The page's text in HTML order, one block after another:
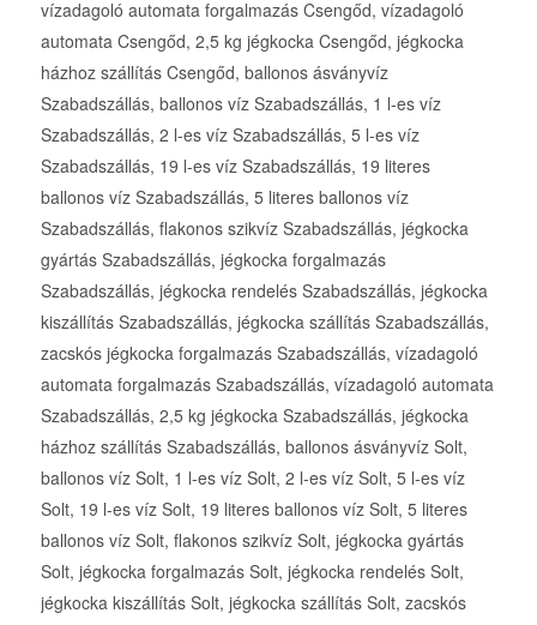
vízadagoló automata forgalmazás Csengőd, vízadagoló
automata Csengőd, 2,5 kg jégkocka Csengőd, jégkocka
házhoz szállítás Csengőd, ballonos ásványvíz
Szabadszállás, ballonos víz Szabadszállás, 1 l-es víz
Szabadszállás, 2 l-es víz Szabadszállás, 5 l-es víz
Szabadszállás, 19 l-es víz Szabadszállás, 19 literes
ballonos víz Szabadszállás, 5 literes ballonos víz
Szabadszállás, flakonos szikvíz Szabadszállás, jégkocka
gyártás Szabadszállás, jégkocka forgalmazás
Szabadszállás, jégkocka rendelés Szabadszállás, jégkocka
kiszállítás Szabadszállás, jégkocka szállítás Szabadszállás,
zacskós jégkocka forgalmazás Szabadszállás, vízadagoló
automata forgalmazás Szabadszállás, vízadagoló automata
Szabadszállás, 2,5 kg jégkocka Szabadszállás, jégkocka
házhoz szállítás Szabadszállás, ballonos ásványvíz Solt,
ballonos víz Solt, 1 l-es víz Solt, 2 l-es víz Solt, 5 l-es víz
Solt, 19 l-es víz Solt, 19 literes ballonos víz Solt, 5 literes
ballonos víz Solt, flakonos szikvíz Solt, jégkocka gyártás
Solt, jégkocka forgalmazás Solt, jégkocka rendelés Solt,
jégkocka kiszállítás Solt, jégkocka szállítás Solt, zacskós